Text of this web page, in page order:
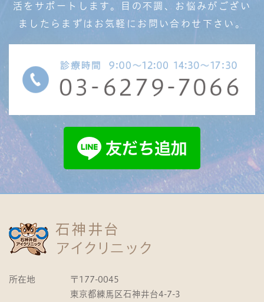
活を サポートします。目の不調、お悩みがござい
ましたら まずはお気軽にお問い合わせ下さい。
所在地
〒177-0045
東京都練馬区石神井台4-7-3